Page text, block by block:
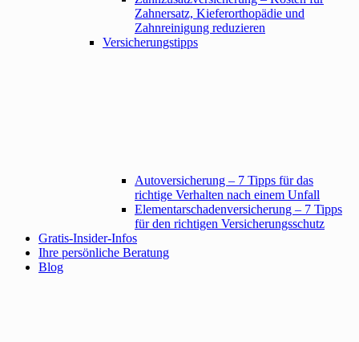
Zahnersatz, Kieferorthopädie und
Zahnreinigung reduzieren
Versicherungstipps
Autoversicherung – 7 Tipps für das
richtige Verhalten nach einem Unfall
Elementarschadenversicherung – 7 Tipps
für den richtigen Versicherungsschutz
Gratis-Insider-Infos
Ihre persönliche Beratung
Blog